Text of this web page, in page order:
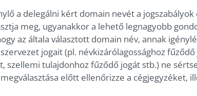
a delegálni kért domain nevét a
meg, ugyanakkor a lehető legnagyobb
az általa választott domain név, annak
jogait (pl. névkizárólagossághoz
szellemi tulajdonhoz fűződő jogát stb.) ne
előtt ellenőrizze a cégjegyzéket,